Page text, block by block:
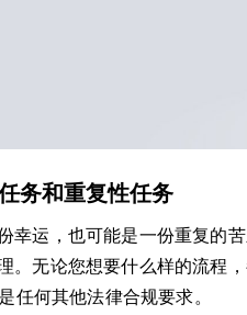
务和重复性任务
幸运，也可能是一份重复的
。无论您想要什么样的流程
任何其他法律合规要求。